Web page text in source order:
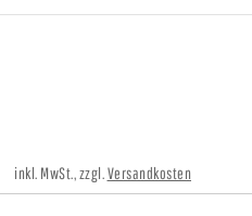
inkl. MwSt., zzgl.Versandkosten